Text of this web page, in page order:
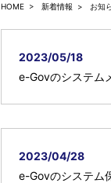
HOME > 新着情報 > お知
2023/05/18
e-Govのシステム
2023/04/28
e-Govのシステム